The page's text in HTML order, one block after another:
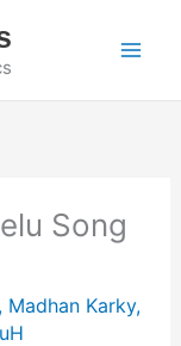
Song
, Madhan Karky,